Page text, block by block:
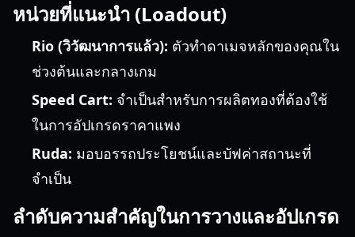
หน่วยที่แนะนำ (Loadout)
Rio (วิวัฒนาการแล้ว): ตัวทำดาเมจหลักของคุณใน
ช่วงต้นและกลางเกม
Speed Cart: จำเป็นสำหรับการผลิตทองที่ต้องใช้
ในการอัปเกรดราคาแพง
Ruda: มอบอรรถประโยชน์และบัฟค่าสถานะที่
จำเป็น
ลำดับความสำคัญในการวางและอัปเกรด